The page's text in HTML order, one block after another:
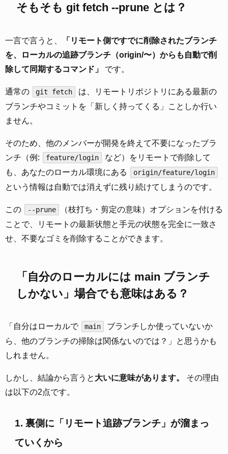
そもそも git fetch --prune とは？
一言で言うと、
「リモート側ですでに削除されたブランチ
を、ローカルの追跡ブランチ（origin/〜）からも自動で削
除して同期するコマンド」
です。
通常の git fetch
は、リモートリポジトリにある最新の
ブランチやコミットを「新しく持ってくる」ことしか行い
ません。
そのため、他のメンバーが開発を終えて不要になったブラ
ンチ（例:
feature/login
など）をリモートで削除して
も、あなたのローカル環境にある
origin/feature/login
という情報は自動では消えずに残り続けてしまうのです。
この --prune
（枝打ち・剪定の意味）オプションを付ける
ことで、リモートの最新状態と手元の状態を完全に一致さ
せ、不要なゴミを削除することができます。
「自分のローカルには main ブランチ
しかない」場合でも意味はある？
「自分はローカルで main
ブランチしか使っていないか
ら、他のブランチの掃除は関係ないのでは？」と思うかも
しれません。
しかし、結論から言うと 大いに意味があります。
その理由
は以下の2点です。
1. 裏側に「リモート追跡ブランチ」が溜まっ
ていくから